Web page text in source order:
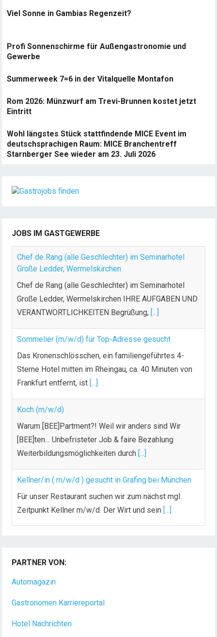
Viel Sonne in Gambias Regenzeit?
Profi Sonnenschirme für Außengastronomie und
Gewerbe
Summerweek 7=6 in der Vitalquelle Montafon
Rom 2026: Münzwurf am Trevi-Brunnen kostet jetzt
Eintritt
Wohl längstes Stück stattfindende MICE Event im
deutschsprachigen Raum: MICE Branchentreff
Starnberger See wieder am 23. Juli 2026
JOBS IM GASTGEWERBE
Chef de Rang (alle Geschlechter) im Seminarhotel
Große Ledder, Wermelskirchen
Chef de Rang (alle Geschlechter) im Seminarhotel
Große Ledder, Wermelskirchen IHRE AUFGABEN UND
VERANTWORTLICHKEITEN Begrüßung, [...]
Sommelier (m/w/d) für Top-Adresse gesucht
Das Kronenschlösschen, ein familiengeführtes 4-
Sterne Hotel mitten im Rheingau, ca. 40 Minuten von
Frankfurt entfernt, ist [...]
Koch (m/w/d)
Warum [BEE]Partment?! Weil wir anders sind Wir
[BEE]ten… Unbefristeter Job & faire Bezahlung
Weiterbildungsmöglichkeiten durch [...]
Kellner/in ( m/w/d ) gesucht in Grafing bei München
Für unser Restaurant suchen wir zum nächst mgl.
Zeitpunkt Kellner m/w/d. Der Wirt und sein [...]
Dein Arbeitsplatz mit Urlaubsfeeling Chef de Rang
(m/w/d) Du bist Gastgeber aus Leidenschaft und
PARTNER VON:
Automagazin
Gastronomen Karriereportal
Hotel Nachrichten